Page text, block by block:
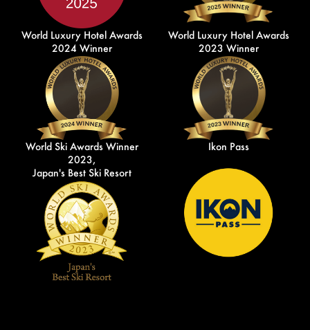
World Luxury Hotel Awards
2024 Winner
World Luxury Hotel Awards
2023 Winner
World Ski Awards Winner
2023,
Japan's Best Ski Resort
Ikon Pass